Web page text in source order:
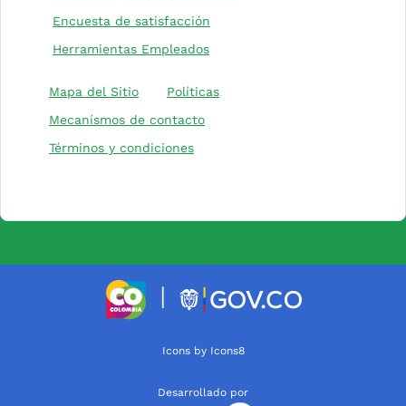
Encuesta de satisfacción
Herramientas Empleados
Mapa del Sitio Políticas(Este enlace abrirá una
Mecanísmos de contacto
Términos y condiciones
(Este enlace abrirá una nueva
|
Icons by Icons8(Este enlace abrirá una nueva
Desarrollado por